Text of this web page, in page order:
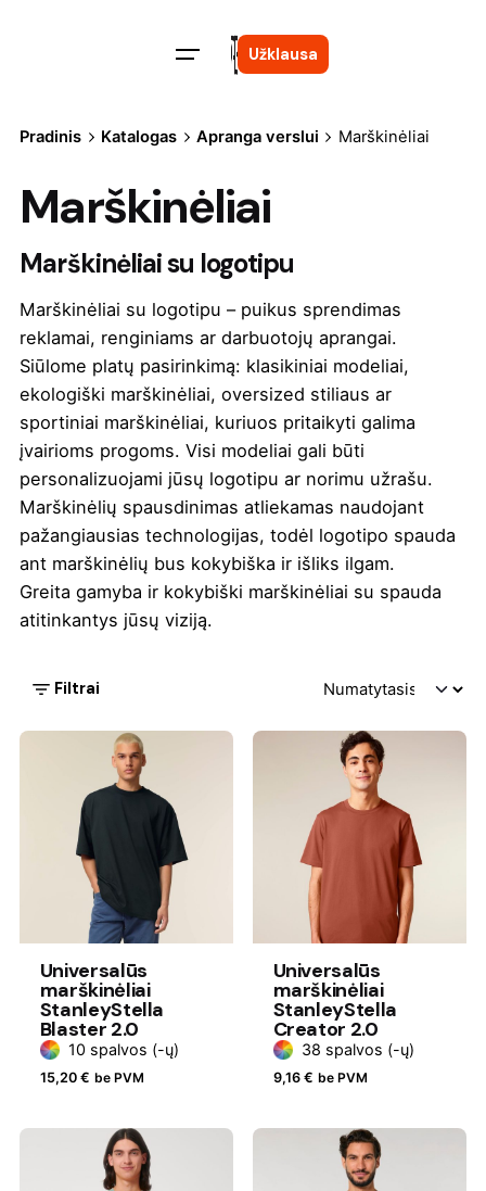
Užklausa
Pradinis Katalogas Apranga verslui Marškinėliai
Marškinėliai
Marškinėliai su logotipu
Marškinėliai su logotipu – puikus sprendimas
reklamai, renginiams ar darbuotojų aprangai.
Siūlome platų pasirinkimą: klasikiniai modeliai,
ekologiški marškinėliai, oversized stiliaus ar
sportiniai marškinėliai, kuriuos pritaikyti galima
įvairioms progoms. Visi modeliai gali būti
personalizuojami jūsų logotipu ar norimu užrašu.
Marškinėlių spausdinimas atliekamas naudojant
pažangiausias technologijas, todėl logotipo spauda
ant marškinėlių bus kokybiška ir išliks ilgam.
Greita gamyba ir kokybiški marškinėliai su spauda
atitinkantys jūsų viziją.
Filtrai
Universalūs
marškinėliai
StanleyStella
Blaster 2.0
10 spalvos (-ų)
15,20 € be PVM
Universalūs
marškinėliai
StanleyStella
Creator 2.0
38 spalvos (-ų)
9,16 € be PVM